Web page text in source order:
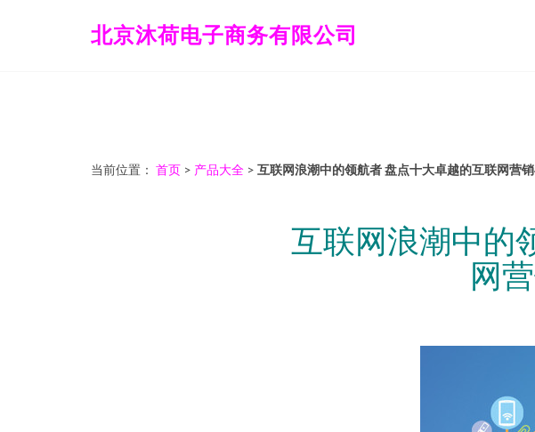
北京沐荷电子商务有限公司
当前位置： 首页 > 产品大全 > 互联网浪潮中的领航者 盘点十大卓越的互联网营
互联网浪潮中的
网